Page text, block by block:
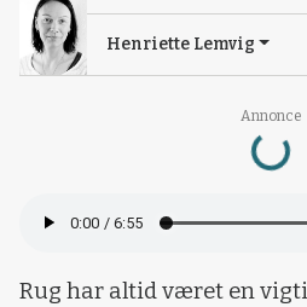
Annonce
Loading...
Henriette Lemvig
Rug har altid været en